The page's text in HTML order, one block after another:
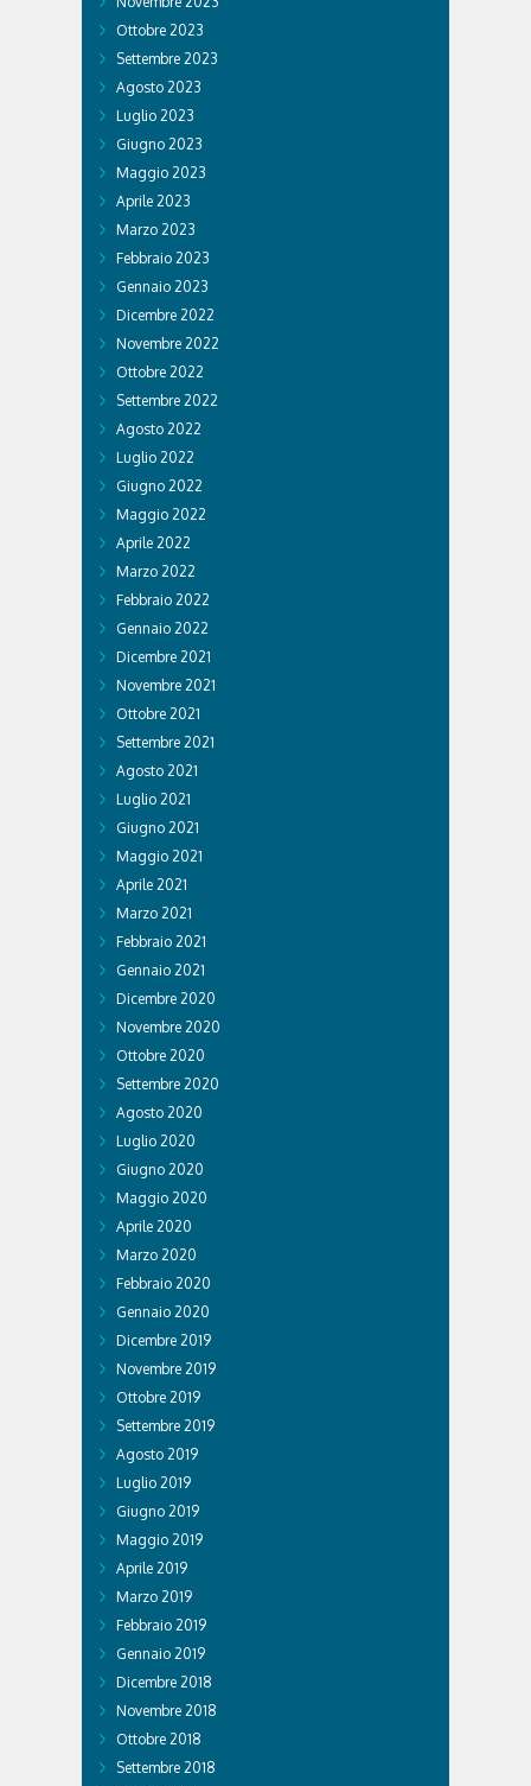
Ottobre 2023
Settembre 2023
Agosto 2023
Luglio 2023
Giugno 2023
Maggio 2023
Aprile 2023
Marzo 2023
Febbraio 2023
Gennaio 2023
Dicembre 2022
Novembre 2022
Ottobre 2022
Settembre 2022
Agosto 2022
Luglio 2022
Giugno 2022
Maggio 2022
Aprile 2022
Marzo 2022
Febbraio 2022
Gennaio 2022
Dicembre 2021
Novembre 2021
Ottobre 2021
Settembre 2021
Agosto 2021
Luglio 2021
Giugno 2021
Maggio 2021
Aprile 2021
Marzo 2021
Febbraio 2021
Gennaio 2021
Dicembre 2020
Novembre 2020
Ottobre 2020
Settembre 2020
Agosto 2020
Luglio 2020
Giugno 2020
Maggio 2020
Aprile 2020
Marzo 2020
Febbraio 2020
Gennaio 2020
Dicembre 2019
Novembre 2019
Ottobre 2019
Settembre 2019
Agosto 2019
Luglio 2019
Giugno 2019
Maggio 2019
Aprile 2019
Marzo 2019
Febbraio 2019
Gennaio 2019
Dicembre 2018
Novembre 2018
Ottobre 2018
Settembre 2018